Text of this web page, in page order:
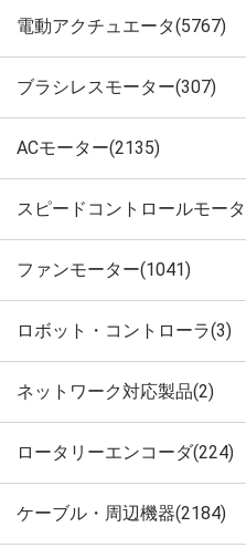
電動アクチュエータ(5767)
ブラシレスモーター(307)
ACモーター(2135)
スピードコントロールモー
ファンモーター(1041)
ロボット・コントローラ(3)
ネットワーク対応製品(2)
ロータリーエンコーダ(224)
ケーブル・周辺機器(2184)